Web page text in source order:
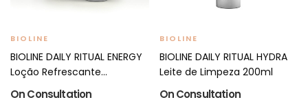
BIOLINE
BIOLINE DAILY RITUAL ENERGY
Loção Refrescante...
On Consultation
BIOLINE
BIOLINE DAILY RITUAL HYDRA
Leite de Limpeza 200ml
On Consultation